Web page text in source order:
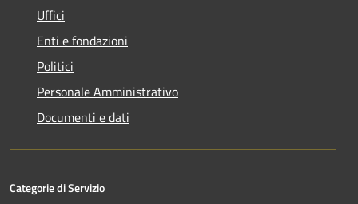
Uffici
Enti e fondazioni
Politici
Personale Amministrativo
Documenti e dati
Categorie di Servizio